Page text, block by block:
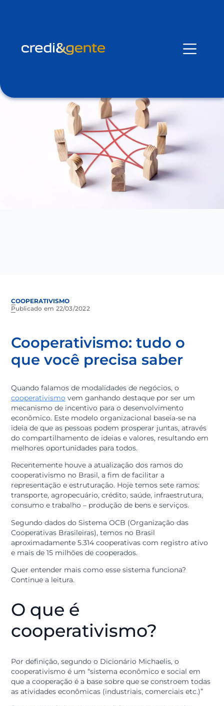
Publicado em 22/03/2022
Cooperativismo: tudo o
que você precisa saber
Quando falamos de modalidades de negócios, o
cooperativismovem ganhando destaque por ser um
mecanismo de incentivo para o desenvolvimento
econômico. Este modelo organizacional baseia-se na
ideia de que as pessoas podem prosperar juntas,
do compartilhamento de ideias e valores, resultando
melhores oportunidades para todos.
cooperativismo no Brasil, a fim de facilitar a
representação e estruturação. Hoje temos sete ramos:
transporte, agropecuário, crédito, saúde,
Segundo dados do Sistema OCB (Organização das
aproximadamente 5.314 cooperativas com registro
e mais de 15 milhões de cooperados.
Quer entender mais como esse sistema funciona?
O que é
cooperativismo?